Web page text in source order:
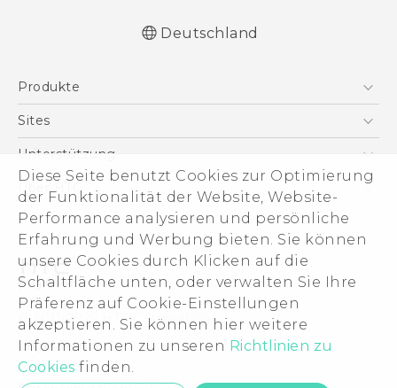
Diese Seite benutzt Cookies zur Optimierung
der Funktionalität der Website, Website-
Performance analysieren und persönliche
Erfahrung und Werbung bieten. Sie können
unsere Cookies durch Klicken auf die
Schaltfläche unten, oder verwalten Sie Ihre
Präferenz auf Cookie-Einstellungen
akzeptieren. Sie können hier weitere
Informationen zu unseren Richtlinien zu
Cookies finden.
behördliche Bestimmungen
English - Quick start guide
English - User manual
English - Safety and regulatory guide
Deutschland
Produkte
Smartphones
VIVE
Zubehör
Sites
HTC Dev
HTC Vive
Unterstützung
Unterstützung
eCommerce Support
Über HTC
ESG
Impressum
Investor
Cookie Preferences
Offene Stellen
Security and Privacy Whitepaper
© 2011-2026 HTC Corporation
Legal Terms